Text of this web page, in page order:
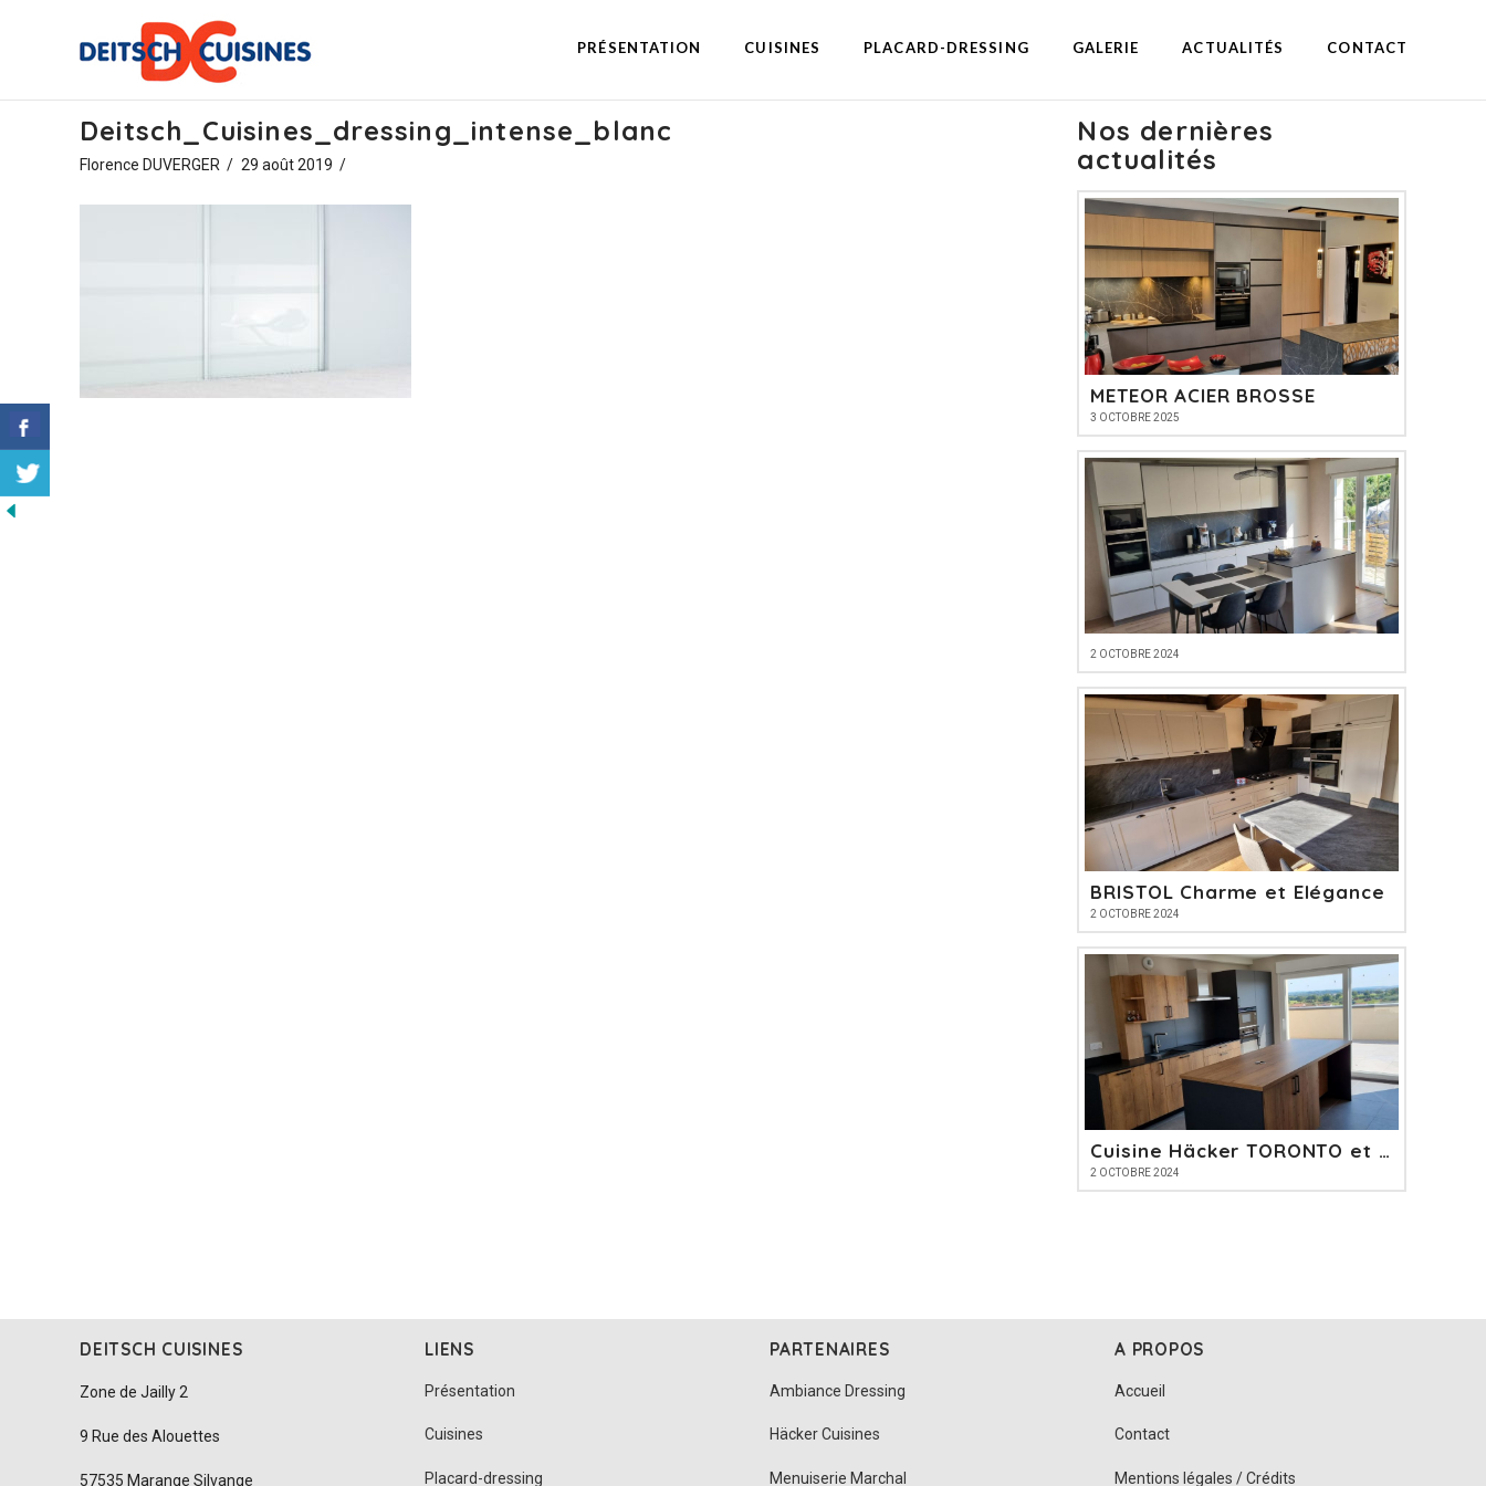
PRÉSENTATION CUISINES PLACARD-DRESSING GALERIE ACTUALITÉS CONTACT
Deitsch_Cuisines_dressing_intense_blanc
Florence DUVERGER 29 août 2019
Nos dernières
actualités
METEOR ACIER BROSSE
3 OCTOBRE 2025
2 OCTOBRE 2024
BRISTOL Charme et Elégance
2 OCTOBRE 2024
Cuisine Häcker TORONTO et PERFECT SOFT
2 OCTOBRE 2024
DEITSCH CUISINES
Zone de Jailly 2
9 Rue des Alouettes
57535 Marange Silvange
LIENS
Présentation
Cuisines
Placard-dressing
PARTENAIRES
Ambiance Dressing
Häcker Cuisines
Menuiserie Marchal
A PROPOS
Accueil
Contact
Mentions légales / Crédits